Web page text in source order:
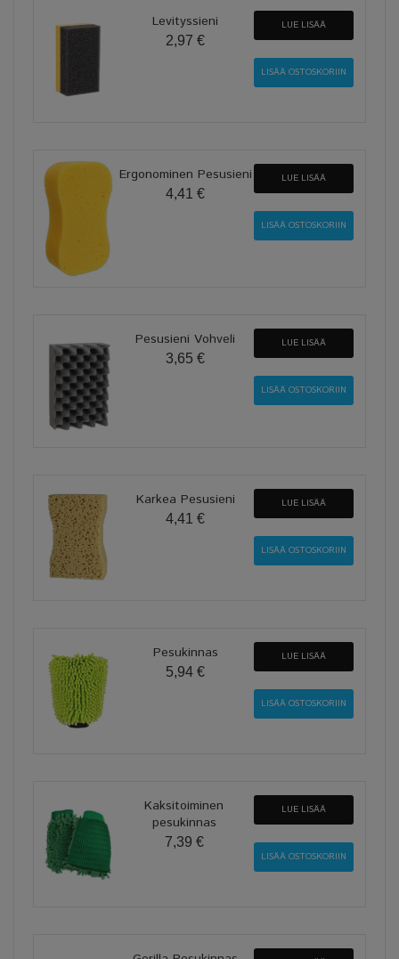
Levityssieni
2,97 €
LUE LISÄÄ
Ergonominen Pesusieni
4,41 €
LUE LISÄÄ
Pesusieni Vohveli
3,65 €
LUE LISÄÄ
Karkea Pesusieni
4,41 €
LUE LISÄÄ
Pesukinnas
5,94 €
LUE LISÄÄ
Kaksitoiminen
pesukinnas
7,39 €
LUE LISÄÄ